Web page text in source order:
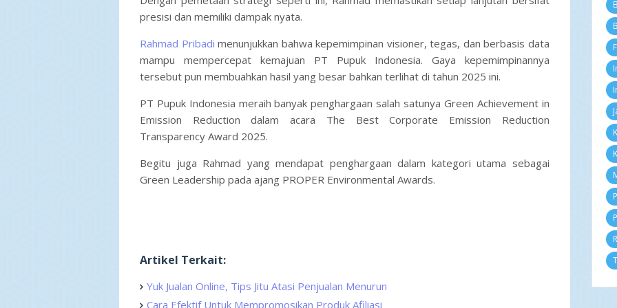
presisi dan memiliki dampak nyata.
Rahmad Pribadi menunjukkan bahwa kepemimpinan visioner, tegas, dan berbasis data
mampu mempercepat kemajuan PT Pupuk Indonesia. Gaya kepemimpinannya
tersebut pun membuahkan hasil yang besar bahkan terlihat di tahun 2025 ini.
PT Pupuk Indonesia meraih banyak penghargaan salah satunya Green Achievement in
Emission Reduction dalam acara The Best Corporate Emission Reduction
Transparency Award 2025.
Begitu juga Rahmad yang mendapat penghargaan dalam kategori utama sebagai
Green Leadership pada ajang PROPER Environmental Awards.
Artikel Terkait:
Yuk Jualan Online, Tips Jitu Atasi Penjualan Menurun
Cara Efektif Untuk Mempromosikan Produk Afiliasi